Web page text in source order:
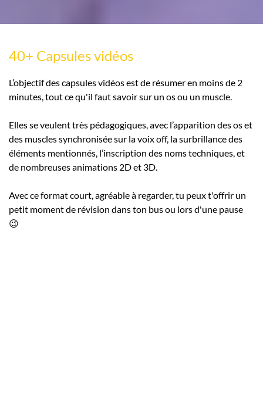
40+ Capsules vidéos
L’objectif des capsules vidéos est de résumer en moins de 2
minutes, tout ce qu'il faut savoir sur un os ou un muscle.
Elles se veulent très pédagogiques, avec l’apparition des os et
des muscles synchronisée sur la voix off, la surbrillance des
éléments mentionnés, l’inscription des noms techniques, et
de nombreuses animations 2D et 3D.
Avec ce format court, agréable à regarder, tu peux t'offrir un
petit moment de révision dans ton bus ou lors d'une pause
😉